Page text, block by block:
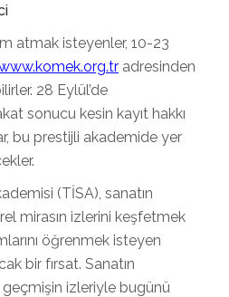
atmak isteyenler, 10-23
adresinden
28 Eylül’de
sonucu kesin kayıt hakkı
bu prestijli akademide yer
(TİSA), sanatın
mirasın izlerini keşfetmek
öğrenmek isteyen
bir fırsat. Sanatın
izleriyle bugünü